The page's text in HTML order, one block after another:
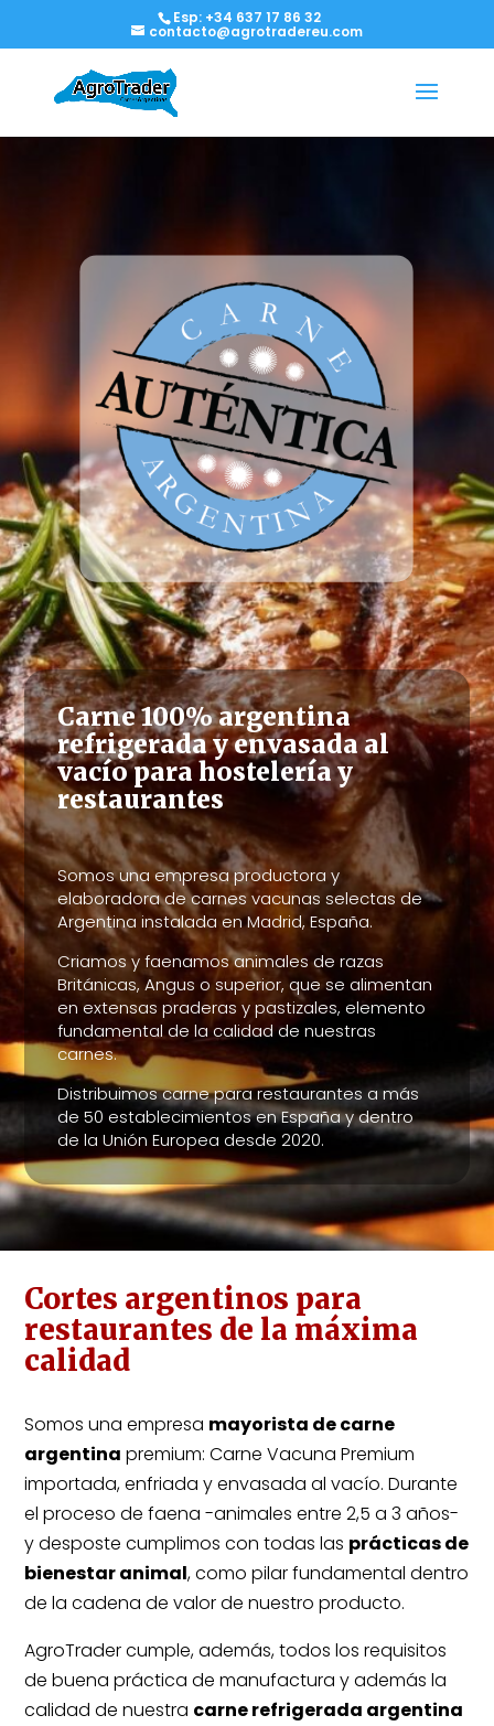
Esp: +34 637 17 86 32
contacto@agrotradereu.com
Carne 100% argentina
refrigerada y envasada al
vacío para hostelería y
restaurantes
Somos una empresa productora y
elaboradora de carnes vacunas selectas de
Argentina instalada en Madrid, España.
Criamos y faenamos animales de razas
Británicas, Angus o superior, que se alimentan
en extensas praderas y pastizales, elemento
fundamental de la calidad de nuestras
carnes.
Distribuimos carne para restaurantes a más
de 50 establecimientos en España y dentro
de la Unión Europea desde 2020.
Cortes argentinos para
restaurantes de la máxima
calidad
Somos una empresa mayorista de carne
argentina premium: Carne Vacuna Premium
importada, enfriada y envasada al vacío. Durante
el proceso de faena -animales entre 2,5 a 3 años-
y desposte cumplimos con todas las prácticas de
bienestar animal, como pilar fundamental dentro
de la cadena de valor de nuestro producto.
AgroTrader cumple, además, todos los requisitos
de buena práctica de manufactura y además la
calidad de nuestra carne refrigerada argentina